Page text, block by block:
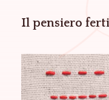
Il pensiero